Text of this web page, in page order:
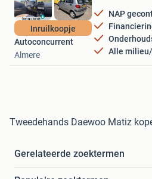
Inruilkoopje
NAP
Alle
Autoconcurrent
Almere
Tweedehands Daewoo Matiz
Gerelateerde zoektermen